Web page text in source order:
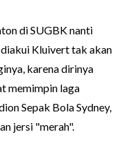
di SUGBK nanti
diakui Kluivert tak akan
karena dirinya
memimpin laga
Sepak Bola Sydney,
jersi "merah".